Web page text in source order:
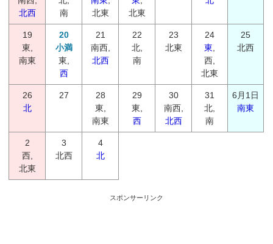
北西
南
北東
北東
19
東,
南東
20
小満
東,
西
21
南西,
北西
22
北,
南
23
北東
24
東,
西,
北東
25
北西
26
北
27
28
東,
南東
29
東,
西
30
南西,
北西
31
北,
南
6月1日
南東
2
西,
北東
3
北西
4
北
スポンサーリンク